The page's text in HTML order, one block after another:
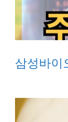
삼성바이